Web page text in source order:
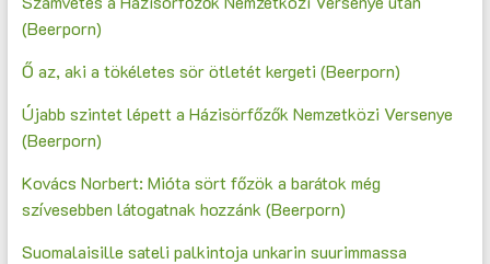
(Beerporn)
Ő az, aki a tökéletes sör ötletét kergeti (Beerporn)
Újabb szintet lépett a Házisörfőzők Nemzetközi Versenye
(Beerporn)
Kovács Norbert: Mióta sört főzök a barátok még
szívesebben látogatnak hozzánk (Beerporn)
Suomalaisille sateli palkintoja unkarin suurimmassa